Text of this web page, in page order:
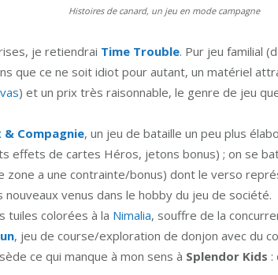
Histoires de canard, un jeu en mode campagne
je retiendrai Time Trouble. Pur jeu familial
que ce ne soit idiot pour autant, un matériel
) et un prix très raisonnable, le genre de jeu
Compagnie, un jeu de bataille un peu plus
effets de cartes Héros, jetons bonus) ; on se
zone a une contrainte/bonus) dont le verso
nouveaux venus dans le hobby du jeu de société.
tuiles colorées à la Nimalia, souffre de la
, jeu de course/exploration de donjon avec du
ce qui manque à mon sens à Splendor Kids :